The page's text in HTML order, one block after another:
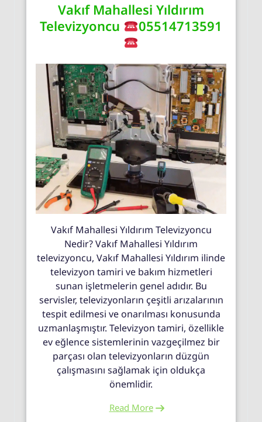
Vakıf Mahallesi Yıldırım
Televizyoncu
05514713591
Vakıf Mahallesi Yıldırım Televizyoncu
Nedir? Vakıf Mahallesi Yıldırım
televizyoncu, Vakıf Mahallesi Yıldırım ilinde
televizyon tamiri ve bakım hizmetleri
sunan işletmelerin genel adıdır. Bu
servisler, televizyonların çeşitli arızalarının
tespit edilmesi ve onarılması konusunda
uzmanlaşmıştır. Televizyon tamiri, özellikle
ev eğlence sistemlerinin vazgeçilmez bir
parçası olan televizyonların düzgün
çalışmasını sağlamak için oldukça
önemlidir.
Read More